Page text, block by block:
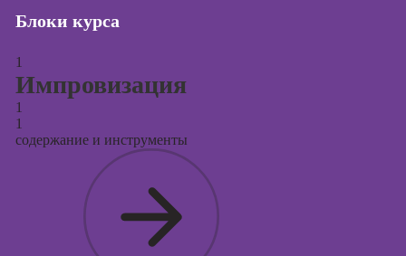
Блоки курса
1
Импровизация
1
1
содержание и инструменты